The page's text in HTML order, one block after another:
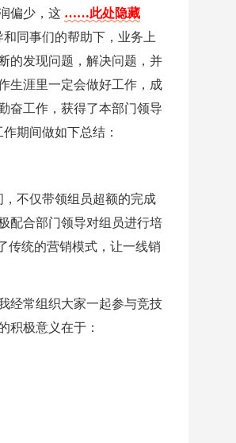
偏少，这 ……此处隐藏
同事们的帮助下，业务上
的发现问题，解决问题，并
生涯里一定会做好工作，成
奋工作，获得了本部门领导
期间做如下总结：
不仅带领组员超额的完成
配合部门领导对组员进行培
传统的营销模式，让一线销
经常组织大家一起参与竞技
积极意义在于：